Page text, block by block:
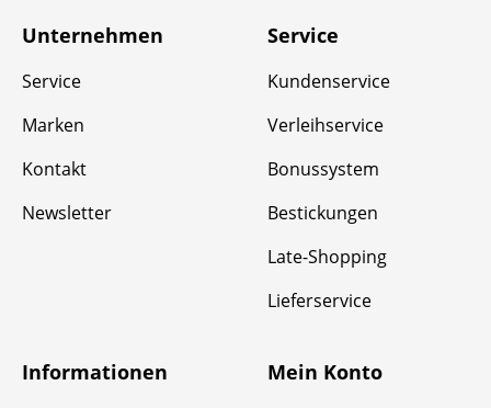
Unternehmen
Service
Marken
Kontakt
Newsletter
Service
Kundenservice
Verleihservice
Bonussystem
Bestickungen
Late-Shopping
Lieferservice
Informationen Mein Konto